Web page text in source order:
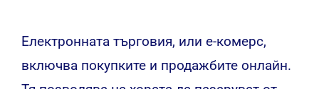
Електронната търговия, или е-комерс,
включва покупките и продажбите онлайн.